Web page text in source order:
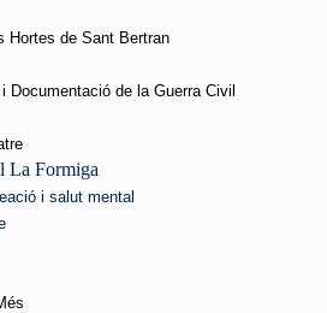
Hortes de Sant Bertran
Documentació de la Guerra Civil
La Formiga
i salut mental